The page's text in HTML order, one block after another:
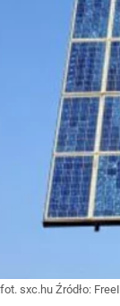
fot. sxc.hu Źródło: